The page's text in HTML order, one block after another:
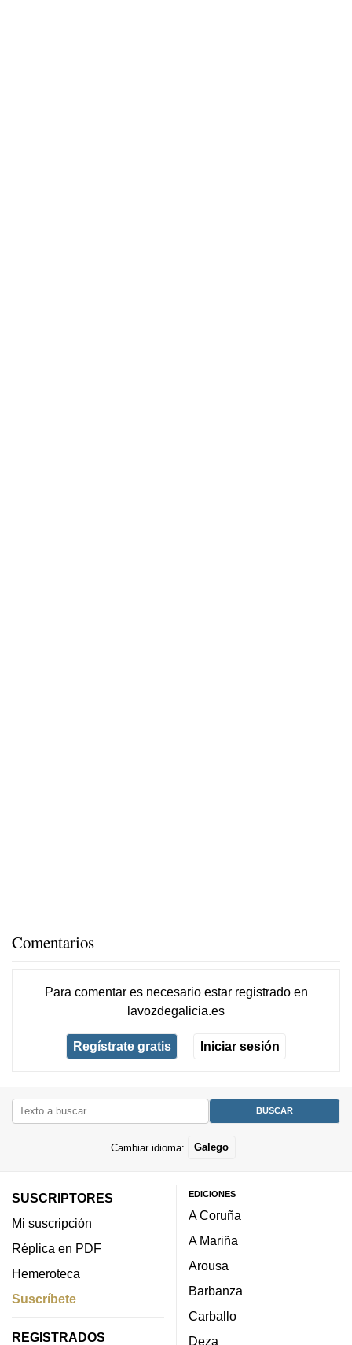
Comentarios
Para comentar es necesario estar registradoen
lavozdegalicia.es
Regístrate gratis Iniciar sesión
Cambiar idioma: Galego
SUSCRIPTORES
Mi suscripción
Réplica en PDF
Hemeroteca
Suscríbete
REGISTRADOS
EDICIONES
A Coruña
A Mariña
Arousa
Barbanza
Carballo
Deza